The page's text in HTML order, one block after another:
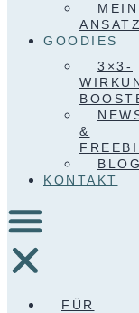
MEIN
ANSATZ
GOODIES
3×3-
&
BLOG
KONTAKT
FÜR